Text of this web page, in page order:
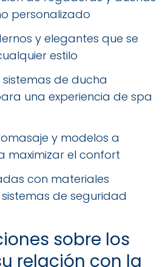
personalizado
y elegantes que se
estilo
de ducha
una experiencia de spa
y modelos a
maximizar el confort
con materiales
de seguridad
sobre los
relación con la